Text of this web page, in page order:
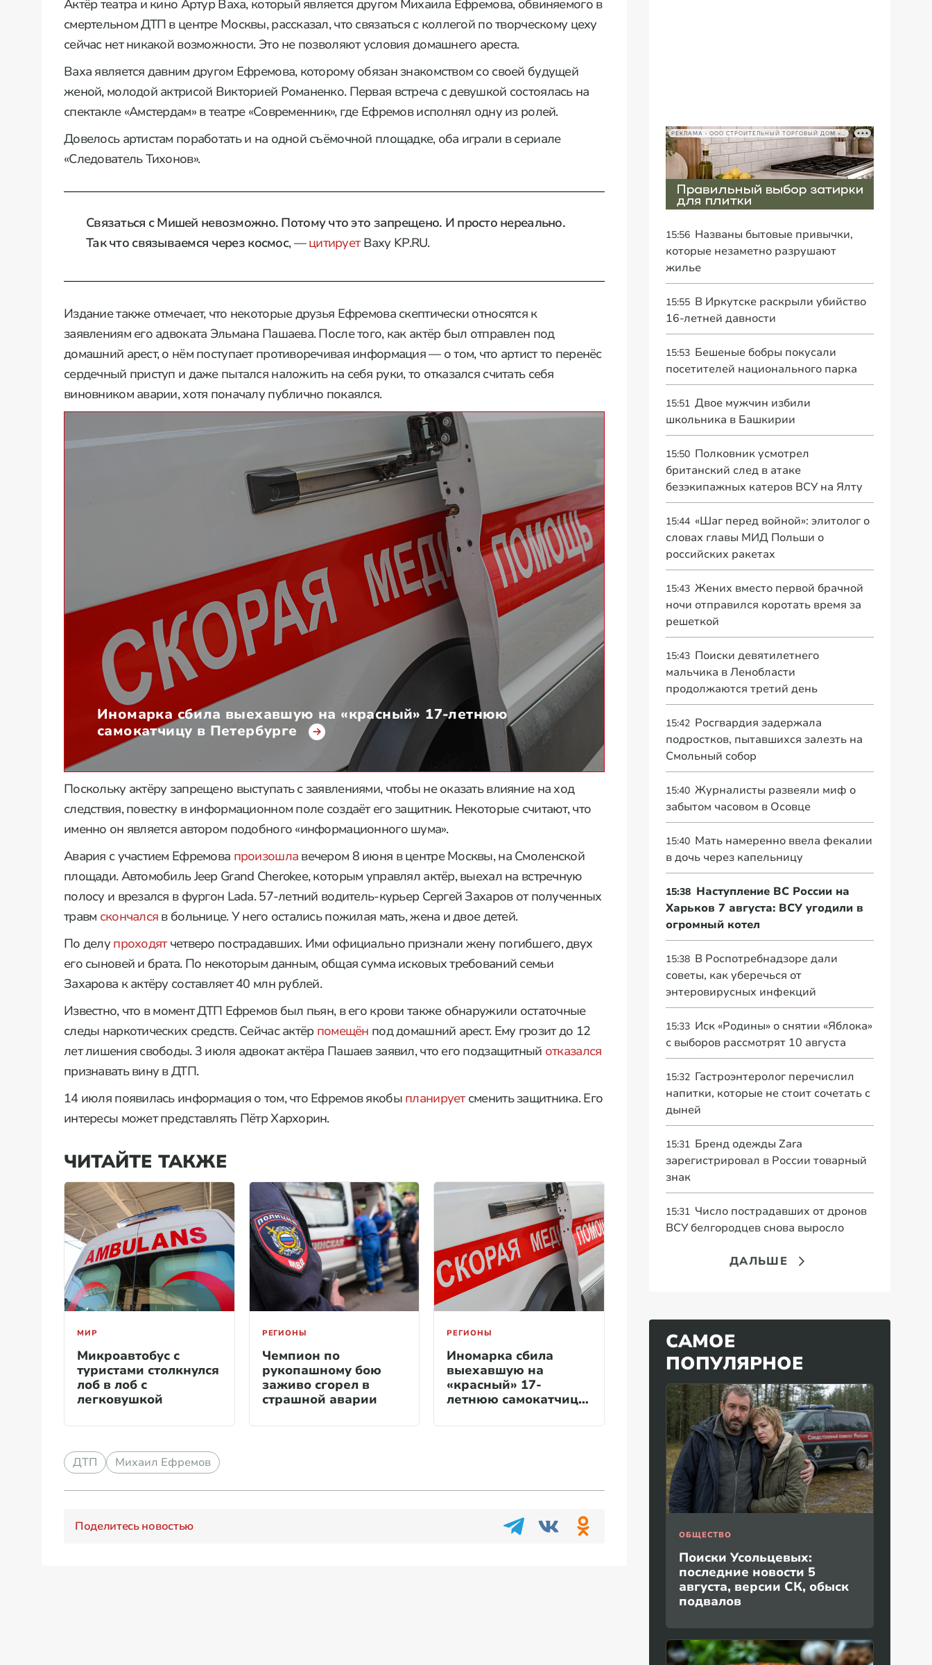
Актёр театра и кино Артур Ваха, который является другом Михаила Ефремова, обвиняемого в
смертельном ДТП в центре Москвы, рассказал, что связаться с коллегой по творческому цеху
сейчас нет никакой возможности. Это не позволяют условия домашнего ареста.
Ваха является давним другом Ефремова, которому обязан знакомством со своей будущей
женой, молодой актрисой Викторией Романенко. Первая встреча с девушкой состоялась на
спектакле «Амстердам» в театре «Современник», где Ефремов исполнял одну из ролей.
Довелось артистам поработать и на одной съёмочной площадке, оба играли в сериале
«Следователь Тихонов».
Связаться с Мишей невозможно. Потому что это запрещено. И просто нереально.
Так что связываемся через космос, —цитируетВаху KP.RU.
Издание также отмечает, что некоторые друзья Ефремова скептически относятся к
заявлениям его адвоката Эльмана Пашаева. После того, как актёр был отправлен под
домашний арест, о нём поступает противоречивая информация — о том, что артист то перенёс
сердечный приступ и даже пытался наложить на себя руки, то отказался считать себя
виновником аварии, хотя поначалу публично покаялся.
Иномарка сбила выехавшую на «красный» 17-летнюю
самокатчицу в Петербурге
Поскольку актёру запрещено выступать с заявлениями, чтобы не оказать влияние на ход
следствия, повестку в информационном поле создаёт его защитник. Некоторые считают, что
именно он является автором подобного «информационного шума».
Авария с участием Ефремова произошла вечером 8 июня в центре Москвы, на Смоленской
площади. Автомобиль Jeep Grand Cherokee, которым управлял актёр, выехал на встречную
полосу и врезался в фургон Lada. 57-летний водитель-курьер Сергей Захаров от полученных
травм скончался в больнице. У него остались пожилая мать, жена и двое детей.
По делупроходятчетверо пострадавших. Ими официально признали жену погибшего, двух
его сыновей и брата. По некоторым данным, общая сумма исковых требований семьи
Захарова к актёру составляет 40 млн рублей.
Известно, что в момент ДТП Ефремов был пьян, в его крови также обнаружили остаточные
следы наркотических средств. Сейчас актёр помещён под домашний арест. Ему грозит до 12
лет лишения свободы. 3 июля адвокат актёра Пашаев заявил, что его подзащитный отказался
признавать вину в ДТП.
14 июля появилась информация о том, что Ефремов якобы планируетсменить защитника. Его
интересы может представлять Пётр Хархорин.
ЧИТАЙТЕ ТАКЖЕ
МИР
Микроавтобус с
туристами столкнулся
лоб в лоб с
легковушкой
РЕГИОНЫ
Чемпион по
рукопашному бою
заживо сгорел в
страшной аварии
РЕГИОНЫ
Иномарка сбила
выехавшую на
«красный» 17-
летнюю самокатчицу
ДТП Михаил Ефремов
Поделитесь новостью
15:56 Названы бытовые привычки,
которые незаметно разрушают
жилье
15:55 В Иркутске раскрыли убийство
16-летней давности
15:53 Бешеные бобры покусали
посетителей национального парка
15:51 Двое мужчин избили
школьника в Башкирии
15:50 Полковник усмотрел
британский след в атаке
безэкипажных катеров ВСУ на Ялту
15:44 «Шаг перед войной»: элитолог о
словах главы МИД Польши о
российских ракетах
15:43 Жених вместо первой брачной
ночи отправился коротать время за
решеткой
15:43 Поиски девятилетнего
мальчика в Ленобласти
продолжаются третий день
15:42 Росгвардия задержала
подростков, пытавшихся залезть на
Смольный собор
15:40 Журналисты развеяли миф о
забытом часовом в Осовце
15:40 Мать намеренно ввела фекалии
в дочь через капельницу
15:38 Наступление ВС России на
Харьков 7 августа: ВСУ угодили в
огромный котел
15:38 В Роспотребнадзоре дали
советы, как уберечься от
энтеровирусных инфекций
15:33 Иск «Родины» о снятии «Яблока»
с выборов рассмотрят 10 августа
15:32 Гастроэнтеролог перечислил
напитки, которые не стоит сочетать с
дыней
15:31 Бренд одежды Zara
зарегистрировал в России товарный
знак
15:31 Число пострадавших от дронов
ВСУ белгородцев снова выросло
ДАЛЬШЕ
САМОЕ
ПОПУЛЯРНОЕ
ОБЩЕСТВО
Поиски Усольцевых:
последние новости 5
августа, версии СК, обыск
подвалов